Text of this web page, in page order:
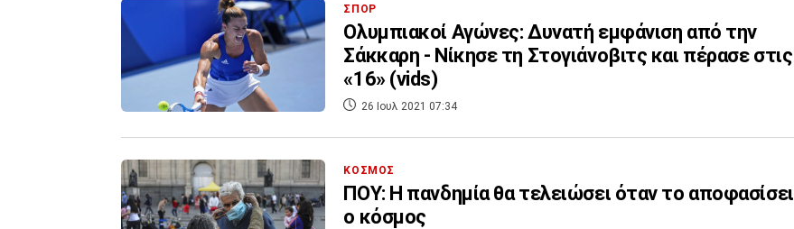
ΣΠΟΡ
Ολυμπιακοί Αγώνες: Δυνατή εμφάνιση από την
Σάκκαρη - Νίκησε τη Στογιάνοβιτς και πέρασε στις
«16» (vids)
26 Ιουλ 2021 07:34
ΚΟΣΜΟΣ
ΠΟΥ: Η πανδημία θα τελειώσει όταν το αποφασίσει
ο κόσμος